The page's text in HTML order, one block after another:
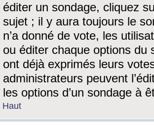
éditer un sondage, cliquez
sujet ; il y aura toujours le
n’a donné de vote, les
ou éditer chaque options du
ont déjà exprimés leurs
administrateurs peuvent
les options d’un sondage à
Haut